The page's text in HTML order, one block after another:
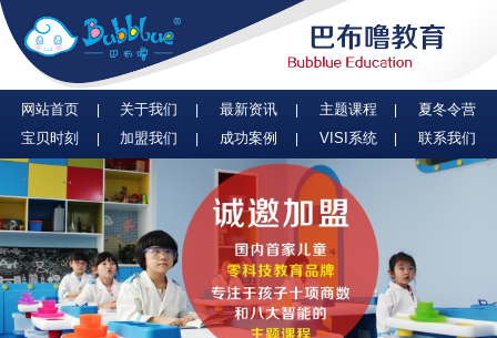
网站首页 关于我们 最新资讯 主题课程
夏冬令营
宝贝时刻
加盟我们 成功案例 VISI系统 联系我们